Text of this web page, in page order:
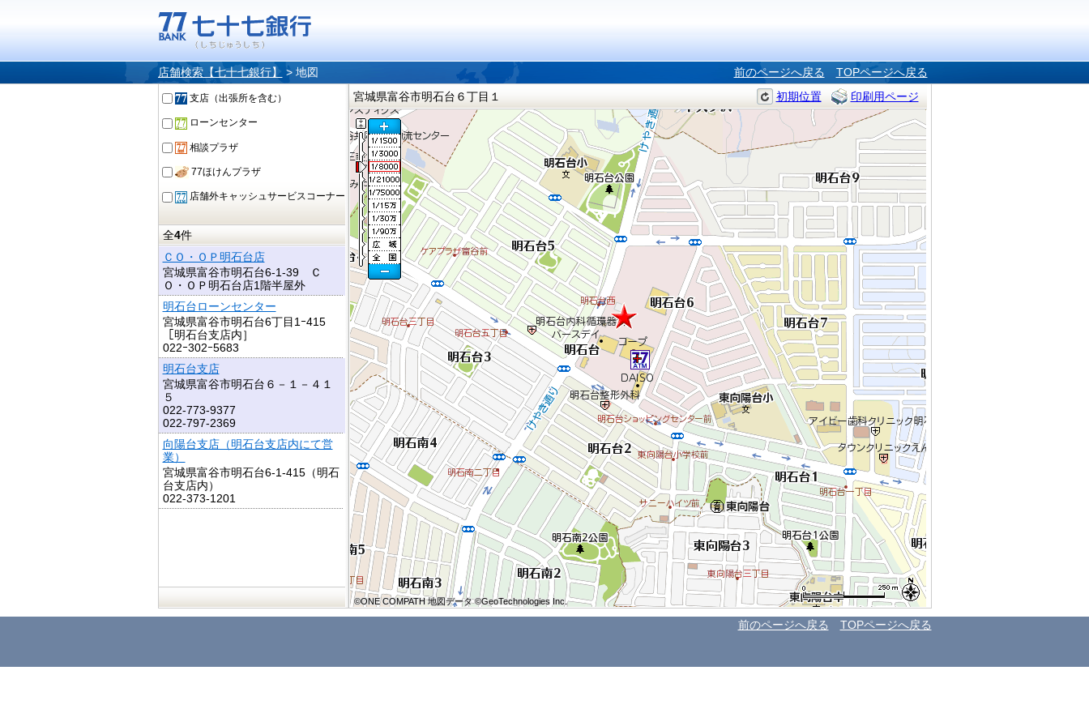
店舗検索【七十七銀行】 > 地図 前のページへ戻る TOPページへ戻る
支店（出張所を含む）
ローンセンター
相談プラザ
77ほけんプラザ
店舗外キャッシュサービスコーナー
全4件
ＣＯ・ＯＰ明石台店
宮城県富谷市明石台6-1-39 Ｃ
Ｏ・ＯＰ明石台店1階半屋外
明石台ローンセンター
宮城県富谷市明石台6丁目1ｰ415
［明石台支店内］
022ｰ302ｰ5683
明石台支店
宮城県富谷市明石台６－１－４１
５
022-773-9377
022-797-2369
向陽台支店（明石台支店内にて営
業）
宮城県富谷市明石台6-1-415（明石
台支店内）
022-373-1201
宮城県富谷市明石台６丁目１ 初期位置 印刷用ページ
©ONE COMPATH 地図データ ©GeoTechnologies Inc.
©ONE COMPATH 地図データ ©GeoTechnologies Inc.
©ONE COMPATH 地図データ ©GeoTechnologies Inc.
©ONE COMPATH 地図データ ©GeoTechnologies Inc.
©ONE COMPATH 地図データ ©GeoTechnologies Inc.
©ONE COMPATH 地図データ ©GeoTechnologies Inc.
©ONE COMPATH 地図データ ©GeoTechnologies Inc.
©ONE COMPATH 地図データ ©GeoTechnologies Inc.
©ONE COMPATH 地図データ ©GeoTechnologies Inc.
前のページへ戻る TOPページへ戻る